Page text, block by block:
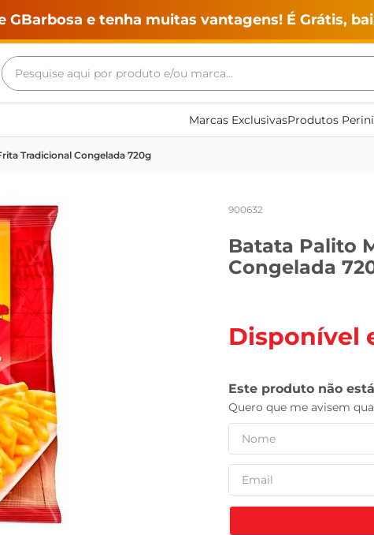
GBarbosa e tenha muitas vantagens! É Grátis,
Pesquise aqui por produto e/ou marca...
Marcas ExclusivasProdutos Perini
Tradicional Congelada 720g
900632
Batata Palito
Congelada
Disponível
Termos mais buscados
maquina lavar
café
cerveja
frango
leite
vinho
leite pó